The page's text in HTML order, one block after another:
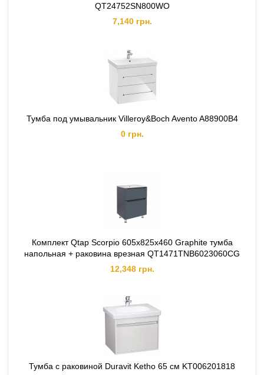
QT24752SN800WO
7,140 грн.
Тумба под умывальник Villeroy&Boch Avento A88900B4
0 грн.
Комплект Qtap Scorpio 605х825х460 Graphite тумба
напольная + раковина врезная QT1471TNВ6023060CG
12,348 грн.
Тумба с раковиной Duravit Ketho 65 см KT006201818